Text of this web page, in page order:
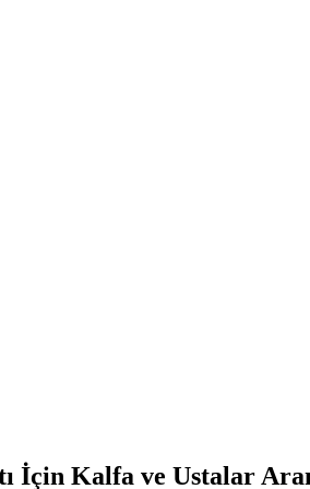
İçin Kalfa ve Ustalar